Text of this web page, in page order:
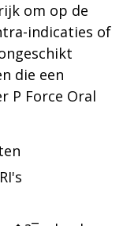
om op de
indicaties of
die een
P Force Oral